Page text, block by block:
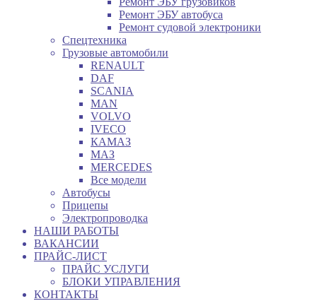
Ремонт ЭБУ автобуса
Ремонт судовой электроники
Спецтехника
Грузовые автомобили
RENAULT
DAF
SCANIA
MAN
VOLVO
IVECO
КАМАЗ
МАЗ
MERCEDES
Все модели
Автобусы
Прицепы
Электропроводка
НАШИ РАБОТЫ
ВАКАНСИИ
ПРАЙС-ЛИСТ
ПРАЙС УСЛУГИ
БЛОКИ УПРАВЛЕНИЯ
КОНТАКТЫ